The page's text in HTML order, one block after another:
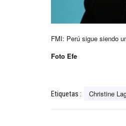
FMI: Perú sigue siendo
Foto Efe
Etiquetas : Christine